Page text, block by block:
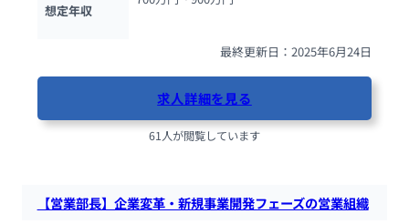
想定年収
最終更新日：2025年6月24日
求人詳細を見る
61人が閲覧しています
【営業部長】企業変革・新規事業開発フェーズの営業組織